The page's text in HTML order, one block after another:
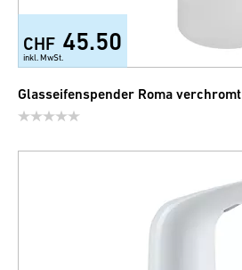
CHF 45.50
inkl. MwSt.
Glasseifenspender Roma verchromt